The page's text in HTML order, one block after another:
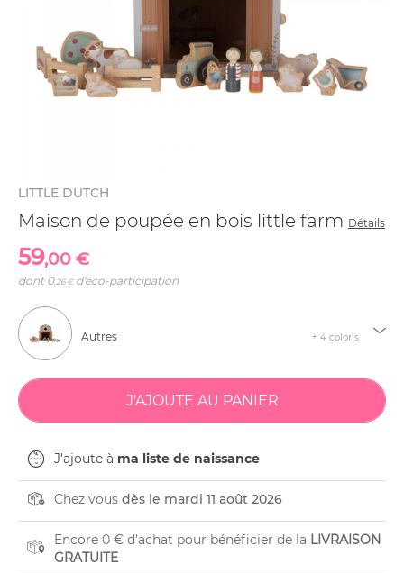
LITTLE DUTCH
Maison de poupée en bois little farm Détails
59,00 €
dont 0,26 €d'éco-participation
Autres + 4 coloris
J'ajoute à ma liste de naissance
Chez vous dès le mardi 11 août 2026
Encore 0 € d'achat pour bénéficier de la LIVRAISON
GRATUITE